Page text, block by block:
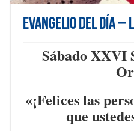
Evangelio del día –
Sábado XXVI
«¡Felices las
que